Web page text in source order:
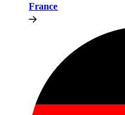
France​​